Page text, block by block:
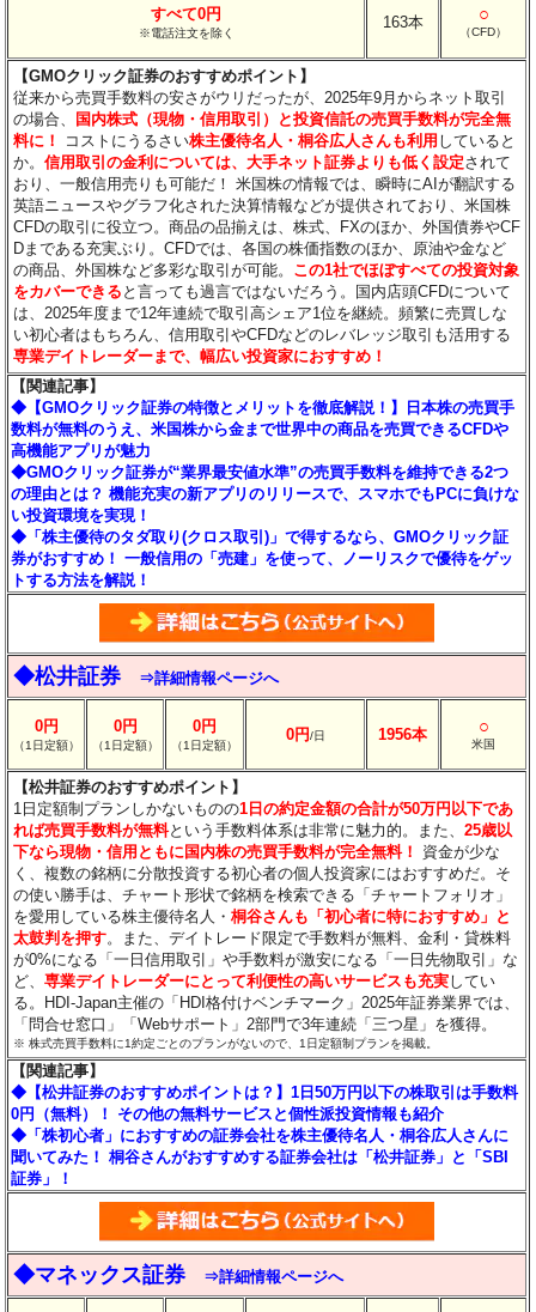
すべて0円
※電話注文を除く
163本 ○
（CFD）
【GMOクリック証券のおすすめポイント】
従来から売買手数料の安さがウリだったが、2025年9月からネット取引
の場合、 国内株式（現物・信用取引）と投資信託の売買手数料が完全無
料に！
コストにうるさい株主優待名人・桐谷広人さんも利用 していると
か。信用取引の金利については、大手ネット証券よりも低く設定されて
おり、一般信用売りも可能だ！ 米国株の情報では、瞬時にAIが翻訳する
英語ニュースやグラフ化された決算情報などが提供されており、米国株
CFDの取引に役立つ。商品の品揃えは、株式、FXのほか、外国債券やCF
Dまである充実ぶり。CFDでは、各国の株価指数のほか、原油や金など
の商品、外国株など多彩な取引が可能。 この1社でほぼすべての投資対象
をカバーできる と言っても過言ではないだろう。国内店頭CFDについて
は、2025年度まで12年連続で取引高シェア1位を継続。頻繁に売買しな
い初心者はもちろん、信用取引やCFDなどのレバレッジ取引も活用する
専業デイトレーダーまで、幅広い投資家におすすめ！
【関連記事】
◆【GMOクリック証券の特徴とメリットを徹底解説！】日本株の売買手
数料が無料のうえ、米国株から金まで世界中の商品を売買できるCFDや
高機能アプリが魅力
◆GMOクリック証券が“業界最安値水準”の売買手数料を維持できる2つ
の理由とは？ 機能充実の新アプリのリリースで、スマホでもPCに負けな
い投資環境を実現！
◆「株主優待のタダ取り(クロス取引)」で得するなら、GMOクリック証
券がおすすめ！ 一般信用の「売建」を使って、ノーリスクで優待をゲッ
トする方法を解説！
◆松井証券 ⇒詳細情報ページへ
0円
（1日定額）
0円
（1日定額）
0円
（1日定額）
0円/日 1956本 ○
米国
【松井証券のおすすめポイント】
1日定額制プランしかないものの1日の約定金額の合計が50万円以下であ
れば売買手数料が無料という手数料体系は非常に魅力的。また、25歳以
下なら現物・信用ともに国内株の売買手数料が完全無料！
資金が少な
く、複数の銘柄に分散投資する初心者の個人投資家にはおすすめだ。そ
の使い勝手は、チャート形状で銘柄を検索できる「チャートフォリオ」
を愛用している株主優待名人・桐谷さんも「初心者に特におすすめ」と
太鼓判を押す。また、デイトレード限定で手数料が無料、金利・貸株料
が0%になる「一日信用取引」や手数料が激安になる「一日先物取引」な
ど、専業デイトレーダーにとって利便性の高いサービスも充実してい
る。HDI-Japan主催の「HDI格付けベンチマーク」2025年証券業界では、
「問合せ窓口」「Webサポート」2部門で3年連続「三つ星」を獲得。
※ 株式売買手数料に1約定ごとのプランがないので、1日定額制プランを掲載。
【関連記事】
◆【松井証券のおすすめポイントは？】1日50万円以下の株取引は手数料
0円（無料）！ その他の無料サービスと個性派投資情報も紹介
◆「株初心者」におすすめの証券会社を株主優待名人・桐谷広人さんに
聞いてみた！ 桐谷さんがおすすめする証券会社は「松井証券」と「SBI
証券」！
◆マネックス証券 ⇒詳細情報ページへ